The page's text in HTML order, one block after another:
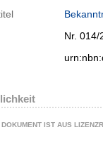
Nr. 014/
IST AUS